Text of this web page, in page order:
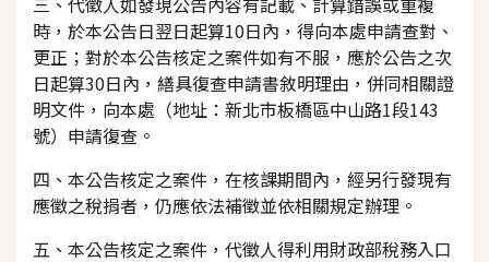
時，於本公告日翌日起算10日內，得向本處申請查對、
更正；對於本公告核定之案件如有不服，應於公告之次
日起算30日內，繕具復查申請書敘明理由，併同相關證
明文件，向本處（地址：新北市板橋區中山路1段143
號）申請復查。
四、本公告核定之案件，在核課期間內，經另行發現有
應徵之稅捐者，仍應依法補徵並依相關規定辦理。
五、本公告核定之案件，代徵人得利用財政部稅務入口